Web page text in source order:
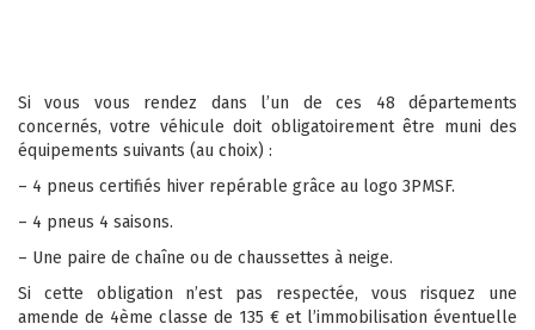
Si vous vous rendez dans l’un de ces 48 départements
concernés, votre véhicule doit obligatoirement être muni des
équipements suivants (au choix) :
– 4️ pneus certifiés hiver repérable grâce au logo 3PMSF.
– 4️ pneus 4️ saisons.
– Une paire de chaîne ou de chaussettes à neige.
Si cette obligation n’est pas respectée, vous risquez une
amende de 4ème classe de 135 € et l’immobilisation éventuelle